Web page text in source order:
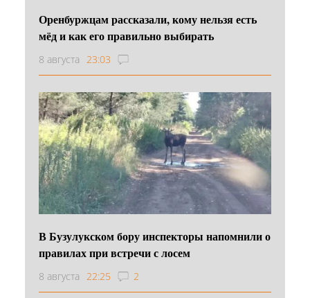
Оренбуржцам рассказали, кому нельзя есть
мёд и как его правильно выбирать
8 августа 23:03
В Бузулукском бору инспекторы напомнили о
правилах при встречи с лосем
8 августа 22:25 2